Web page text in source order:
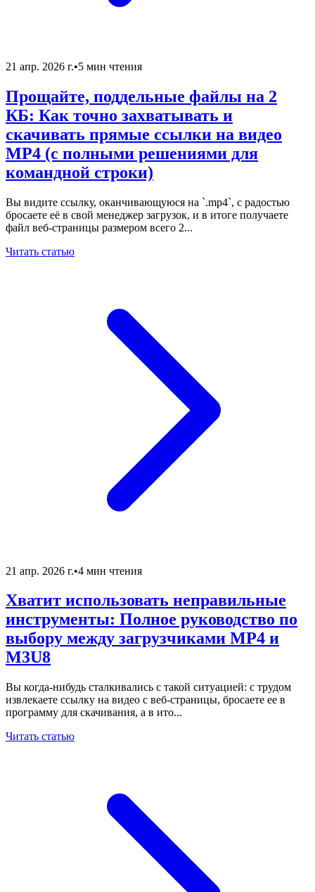
21 апр. 2026 г.•5 мин чтения
Прощайте, поддельные файлы на 2
КБ: Как точно захватывать и
скачивать прямые ссылки на видео
MP4 (с полными решениями для
командной строки)
Вы видите ссылку, оканчивающуюся на `.mp4`, с радостью
бросаете её в свой менеджер загрузок, и в итоге получаете
файл веб-страницы размером всего 2...
Читать статью
21 апр. 2026 г.•4 мин чтения
Хватит использовать неправильные
инструменты: Полное руководство по
выбору между загрузчиками MP4 и
M3U8
Вы когда-нибудь сталкивались с такой ситуацией: с трудом
извлекаете ссылку на видео с веб-страницы, бросаете ее в
программу для скачивания, а в ито...
Читать статью